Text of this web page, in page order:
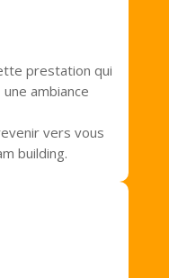
prestation qui
ambiance
vers vous
building.